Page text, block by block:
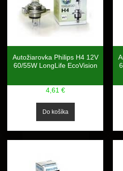
Autožiarovka Philips H4 12V
60/55W LongLife EcoVision
4,61 €